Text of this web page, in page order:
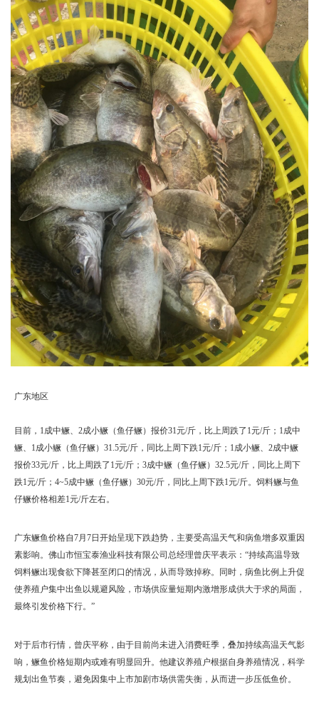
广东地区
目前，1成中鳜、2成小鳜（鱼仔鳜）报价31元/斤，比上周跌了1元/斤；1成中
鳜、1成小鳜（鱼仔鳜）31.5元/斤，同比上周下跌1元/斤；1成小鳜、2成中鳜
报价33元/斤，比上周跌了1元/斤；3成中鳜（鱼仔鳜）32.5元/斤，同比上周下
跌1元/斤；4~5成中鳜（鱼仔鳜）30元/斤，同比上周下跌1元/斤。饲料鳜与鱼
仔鳜价格相差1元/斤左右。
广东鳜鱼价格自7月7日开始呈现下跌趋势，主要受高温天气和病鱼增多双重因
素影响。佛山市恒宝泰渔业科技有限公司总经理曾庆平表示：“持续高温导致
饲料鳜出现食欲下降甚至闭口的情况，从而导致掉称。同时，病鱼比例上升促
使养殖户集中出鱼以规避风险，市场供应量短期内激增形成供大于求的局面，
最终引发价格下行。”
对于后市行情，曾庆平称，由于目前尚未进入消费旺季，叠加持续高温天气影
响，鳜鱼价格短期内或难有明显回升。他建议养殖户根据自身养殖情况，科学
规划出鱼节奏，避免因集中上市加剧市场供需失衡，从而进一步压低鱼价。